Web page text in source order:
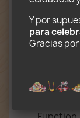
CD-
de
2 Motor
distancia
Y por
para
Gracias